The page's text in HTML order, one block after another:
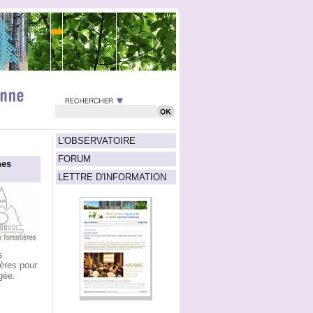
L'OBSERVATOIRE
FORUM
LETTRE D'INFORMATION
pour